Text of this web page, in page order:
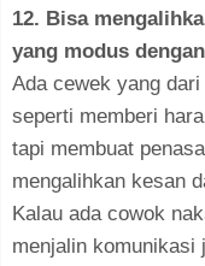
12. Bisa
yang modus
Ada cewek yang
seperti memberi
tapi membuat
mengalihkan kesan
Kalau ada cowok
menjalin komunikasi